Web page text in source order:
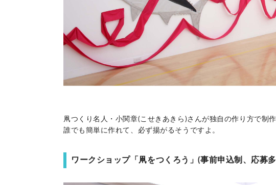
凧つくり名人・小関章(こせきあきら)さんが独自の作り方で制
誰でも簡単に作れて、必ず揚がるそうですよ。
ワークショップ「凧をつくろう」(事前申込制、応募